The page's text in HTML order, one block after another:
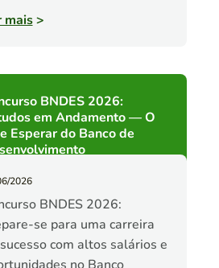
mais>
BNDES 2026:
em Andamento — O
Esperar do Banco de
2026
BNDES 2026:
se para uma carreira
com altos salários e